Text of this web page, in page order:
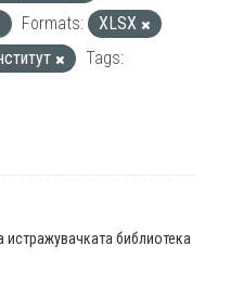
Formats:
XLSX
Tags:
библиотека